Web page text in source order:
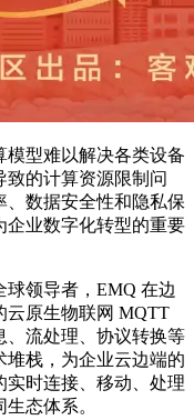
模型难以解决各类设备
的计算资源限制问
、数据安全性和隐私保
企业数字化转型的重要
领导者，EMQ 在边
云原生物联网 MQTT
、流处理、协议转换等
栈，为企业云边端的
时连接、移动、处理
态体系。